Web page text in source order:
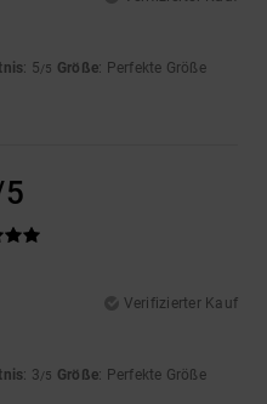
: 5/5 Größe: Perfekte Größe
Verifizierter Kauf
: 3/5 Größe: Perfekte Größe